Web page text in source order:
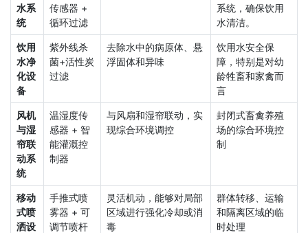
水系
统
传感器 +
循环过滤
系统，确保饮用
水清洁。
饮用
水净
化设
备
紫外线杀
菌+活性炭
过滤
去除水中的病原体、悬
浮固体和异味
饮用水安全保
障，特别是对幼
龄牲畜和家禽而
言
风机
与湿
帘联
动系
统
温湿度传
感器 + 智
能灌溉控
制器
与风扇和湿帘联动，实
现综合环境调控
封闭式畜禽养殖
场的综合环境控
制
移动
式喷
洒设
手推式喷
雾器 + 可
调节喷杆
灵活机动，能够对局部
区域进行强化冷却或消
毒
群体转移、运输
和隔离区域的临
时处理